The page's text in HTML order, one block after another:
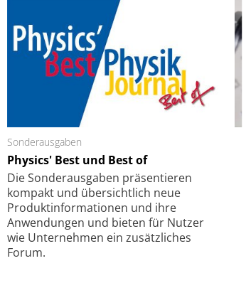
Sonderausgaben
Physics' Best und Best of
Die Sonder­ausgaben präsentieren
kompakt und übersichtlich neue
Produkt­informationen und ihre
Anwendungen und bieten für Nutzer
wie Unternehmen ein zusätzliches
Forum.
Elektronenmikroskopie auf
kleinstem Raum